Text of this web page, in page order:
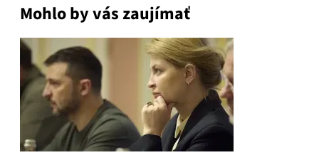
Mohlo by vás zaujímať